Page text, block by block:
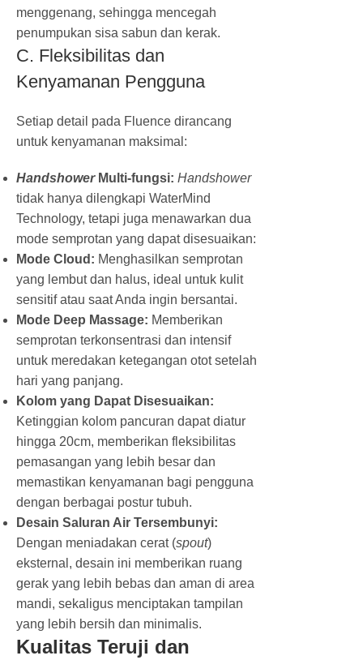
menggenang, sehingga mencegah
penumpukan sisa sabun dan kerak.
C. Fleksibilitas dan
Kenyamanan Pengguna
Setiap detail pada Fluence dirancang
untuk kenyamanan maksimal:
HandshowerMulti-fungsi: Handshower
tidak hanya dilengkapi WaterMind
Technology, tetapi juga menawarkan dua
mode semprotan yang dapat disesuaikan:
Mode Cloud: Menghasilkan semprotan
yang lembut dan halus, ideal untuk kulit
sensitif atau saat Anda ingin bersantai.
Mode Deep Massage: Memberikan
semprotan terkonsentrasi dan intensif
untuk meredakan ketegangan otot setelah
hari yang panjang.
Kolom yang Dapat Disesuaikan:
Ketinggian kolom pancuran dapat diatur
hingga 20cm, memberikan fleksibilitas
pemasangan yang lebih besar dan
memastikan kenyamanan bagi pengguna
dengan berbagai postur tubuh.
Desain Saluran Air Tersembunyi:
Dengan meniadakan cerat (spout)
eksternal, desain ini memberikan ruang
gerak yang lebih bebas dan aman di area
mandi, sekaligus menciptakan tampilan
yang lebih bersih dan minimalis.
Kualitas Teruji dan